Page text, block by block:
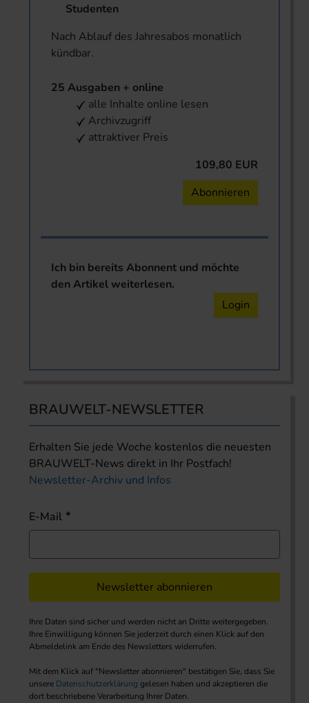
Studenten
Nach Ablauf des Jahresabos monatlich
kündbar.
25 Ausgaben + online
alle Inhalte online lesen
Archivzugriff
attraktiver Preis
109,80 EUR
Abonnieren
Ich bin bereits Abonnent und möchte
den Artikel weiterlesen.
Login
BRAUWELT-NEWSLETTER
Erhalten Sie jede Woche kostenlos die neuesten
BRAUWELT-News direkt in Ihr Postfach!
Newsletter-Archiv und Infos
E-Mail
Newsletter abonnieren
Ihre Daten sind sicher und werden nicht an Dritte weitergegeben.
Ihre Einwilligung können Sie jederzeit durch einen Klick auf den
Abmeldelink am Ende des Newsletters widerrufen.
Mit dem Klick auf "Newsletter abonnieren" bestätigen Sie, dass Sie
unsere Datenschutzerklärung gelesen haben und akzeptieren die
dort beschriebene Verarbeitung Ihrer Daten.